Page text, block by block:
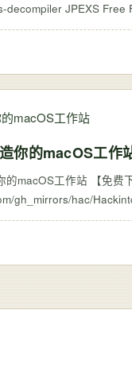
https://gitcode.com/
你的macOS工作
macOS工作站 【免